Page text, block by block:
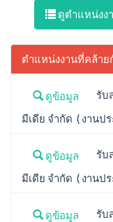
ดูตำแหน่งง
ตำแหน่งงานที่คล้าย
ดูข้อมูล
รับ
มีเดีย จำกัด ( งานป
ดูข้อมูล
รับ
มีเดีย จำกัด ( งานป
ดูข้อมูล
รับ